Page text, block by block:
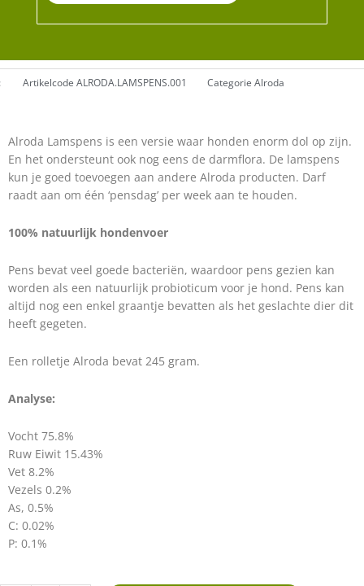
245
gram
Artikelcode ALRODA.LAMSPENS.001 Categorie Alroda
Alroda Lamspens is een versie waar honden enorm dol op zijn.
En het ondersteunt ook nog eens de darmflora. De lamspens
kun je goed toevoegen aan andere Alroda producten. Darf
raadt aan om één ‘pensdag’ per week aan te houden.
100% natuurlijk hondenvoer
Pens bevat veel goede bacteriën, waardoor pens gezien kan
worden als een natuurlijk probioticum voor je hond. Pens kan
altijd nog een enkel graantje bevatten als het geslachte dier dit
heeft gegeten.
Een rolletje Alroda bevat 245 gram.
Analyse:
Vocht 75.8%
Ruw Eiwit 15.43%
Vet 8.2%
Vezels 0.2%
As, 0.5%
C: 0.02%
P: 0.1%